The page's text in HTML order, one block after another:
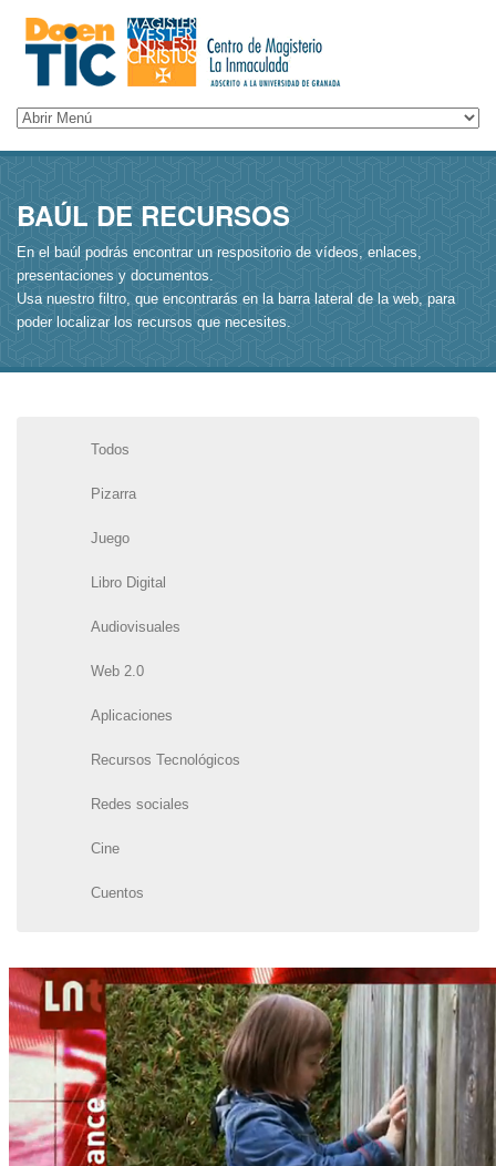
BAÚL DE RECURSOS
En el baúl podrás encontrar un respositorio de vídeos, enlaces,
presentaciones y documentos.
Usa nuestro filtro, que encontrarás en la barra lateral de la web, para
poder localizar los recursos que necesites.
Todos
Pizarra
Juego
Libro Digital
Audiovisuales
Web 2.0
Aplicaciones
Recursos Tecnológicos
Redes sociales
Cine
Cuentos